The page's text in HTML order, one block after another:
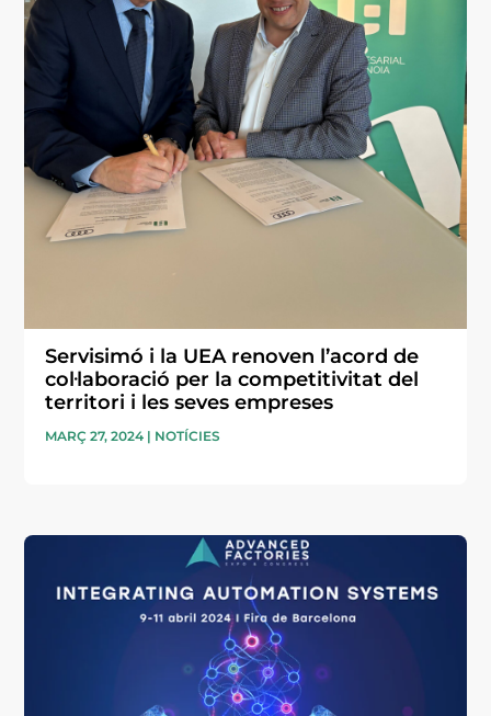
Servisimó i la UEA renoven l’acord de
col·laboració per la competitivitat del
territori i les seves empreses
MARÇ 27, 2024 | NOTÍCIES